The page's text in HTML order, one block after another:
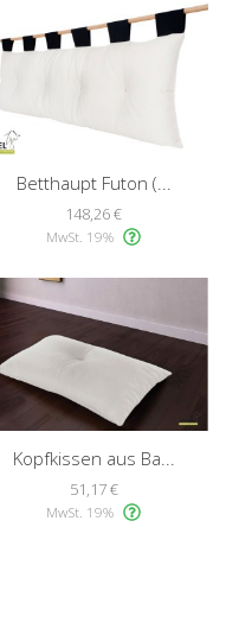
Betthaupt Futon (...
148,26 €
MwSt. 19%
Kopfkissen aus Ba...
51,17 €
MwSt. 19%